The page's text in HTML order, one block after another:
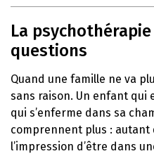
La
questions
Quand une famille ne va
sans raison. Un enfant qui
qui s’enferme dans sa
comprennent plus :
l’impression d’être dans